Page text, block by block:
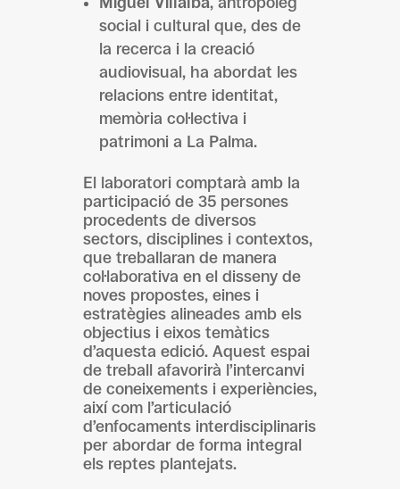
social i cultural que, des de
la recerca i la creació
audiovisual, ha abordat les
relacions entre identitat,
memòria col·lectiva i
patrimoni a La Palma.
El laboratori comptarà amb la
participació de 35 persones
procedents de diversos
sectors, disciplines i contextos,
que treballaran de manera
col·laborativa en el disseny de
noves propostes, eines i
estratègies alineades amb els
objectius i eixos temàtics
d’aquesta edició. Aquest espai
de treball afavorirà l’intercanvi
de coneixements i experiències,
així com l’articulació
d’enfocaments interdisciplinaris
per abordar de forma integral
els reptes plantejats.